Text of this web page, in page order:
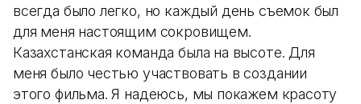
всегда было легко, но каждый день съемок был
для меня настоящим сокровищем.
Казахстанская команда была на высоте. Для
меня было честью участвовать в создании
этого фильма. Я надеюсь, мы покажем красоту